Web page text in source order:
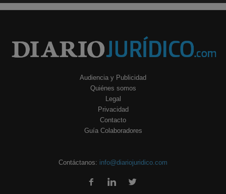
Audiencia y Publicidad
Quiénes somos
Legal
Privacidad
Contacto
Guía Colaboradores
Contáctanos: info@diariojuridico.com